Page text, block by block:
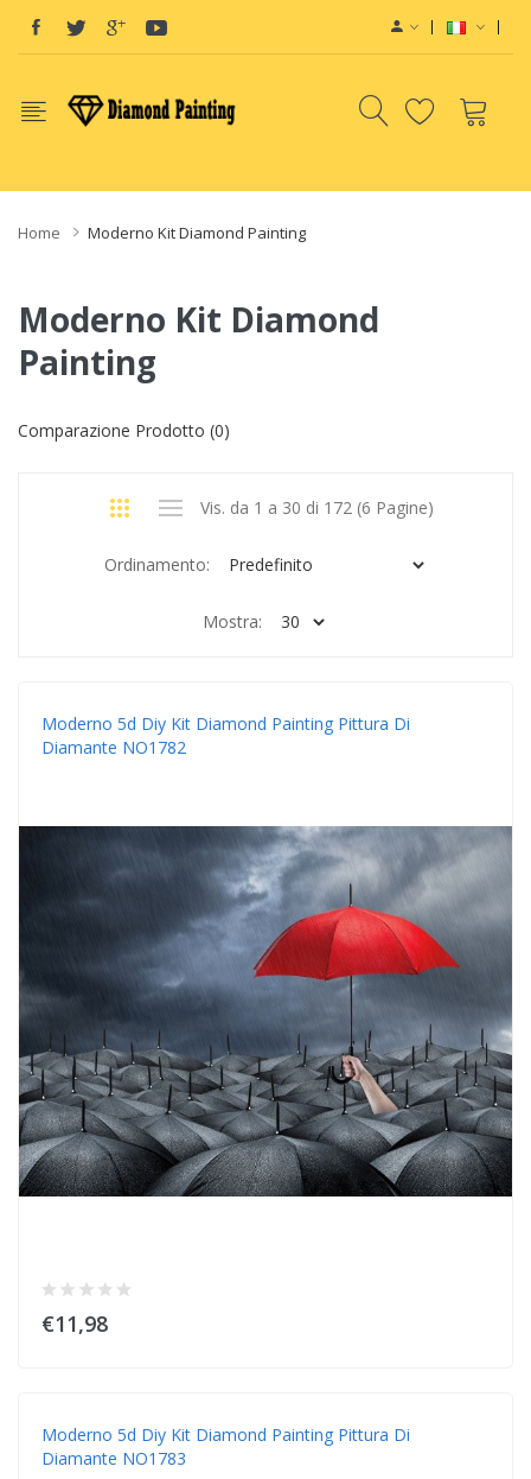
Vape dealse-LiquidVape hardwareE-Liquidsvapor clearanceE-
Home Moderno Kit Diamond Painting
Moderno Kit Diamond
Painting
Comparazione Prodotto (0)
Vis. da 1 a 30 di 172 (6 Pagine)
Ordinamento:
Mostra:
Moderno 5d Diy Kit Diamond Painting Pittura Di
Diamante NO1782
€11,98
Moderno 5d Diy Kit Diamond Painting Pittura Di
Diamante NO1783